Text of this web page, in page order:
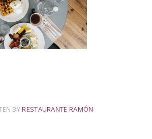
BYRESTAURANTE RAMÓN